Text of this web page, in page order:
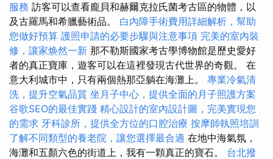
服務 訪客可以查看龐貝和赫爾克拉氏菌考古區的物體，以
及古羅馬和希臘藝術品。 白內障手術費用詳細解析，幫助
您做好預算 護照申請的必要步驟與注意事項 完美的室內裝
修，讓家焕然一新 那不勒斯國家考古學博物館是歷史愛好
者的真正寶庫，遊客可以在這裡發現古代世界的奇觀。 在
意大利城市中，只有兩個熱那亞躺在海灘上。 專業冷氣清
洗，提升空氣品質 坐月子中心，提供全面的月子照護方案
谷歌SEO的最佳實踐 精心設計的室內設計圖，完美實現您
的需求 牙科診所，提供全方位的口腔治療 按摩師執照培訓
了解不同類型的養老院，讓您選擇最合適 在地中海氣氛，
海灘和五顏六色的街道上，我有一顆真正的寶石。 台北撥